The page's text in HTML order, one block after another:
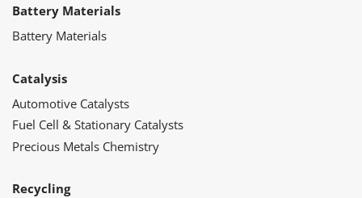
Battery Materials
Battery Materials
Catalysis
Automotive Catalysts
Fuel Cell & Stationary Catalysts
Precious Metals Chemistry
Recycling